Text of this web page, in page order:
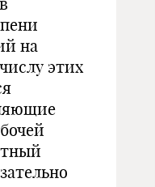
на
этих